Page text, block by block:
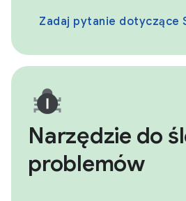
Zadaj pytanie dotyczące
Narzędzie do
problemów